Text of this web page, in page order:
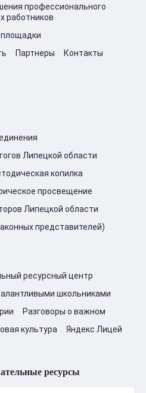
профессионального
работников
Партнеры
Контакты
Липецкой области
копилка
просвещение
Липецкой области
представителей)
ресурсный центр
школьниками
Разговоры о важном
культура Яндекс Лицей
ресурсы